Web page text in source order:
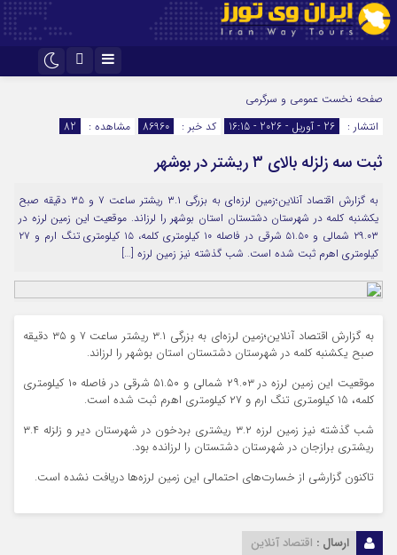
اینستاگرام
صفحه نخست عمومی و سرگرمی
انتشار :
26 - آوریل - 2026 - 16:15 کد خبر : 86960 مشاهده : 82
ثبت سه زلزله بالای ۳ ریشتر در بوشهر
به گزارش اقتصاد آنلاین؛زمین لرزه‌ای به بزرگی ۳.۱ ریشتر ساعت ۷ و ۳۵ دقیقه صبح
یکشنبه کلمه در شهرستان دشتستان استان بوشهر را لرزاند. موقعیت این زمین لرزه در
۲۹.۰۳ شمالی و ۵۱.۵۰ شرقی در فاصله ۱۰ کیلومتری کلمه، ۱۵ کیلومتری تنگ ارم و ۲۷
کیلومتری اهرم ثبت شده است. شب گذشته نیز زمین لرزه […]
به گزارش اقتصاد آنلاین؛زمین لرزه‌ای به بزرگی ۳.۱ ریشتر ساعت ۷ و ۳۵ دقیقه
صبح یکشنبه کلمه در شهرستان دشتستان استان بوشهر را لرزاند.
موقعیت این زمین لرزه در ۲۹.۰۳ شمالی و ۵۱.۵۰ شرقی در فاصله ۱۰ کیلومتری
کلمه، ۱۵ کیلومتری تنگ ارم و ۲۷ کیلومتری اهرم ثبت شده است.
شب گذشته نیز زمین لرزه ۳.۲ ریشتری بردخون در شهرستان دیر و زلزله ۳.۴
ریشتری برازجان در شهرستان دشتستان را لرزانده بود.
تاکنون گزارشی از خسارت‌های احتمالی این زمین لرزه‌ها دریافت نشده است.
ارسال : اقتصاد آنلاین